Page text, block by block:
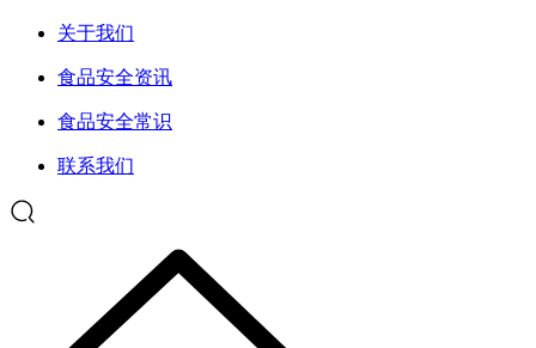
关于我们
食品安全资讯
食品安全常识
联系我们